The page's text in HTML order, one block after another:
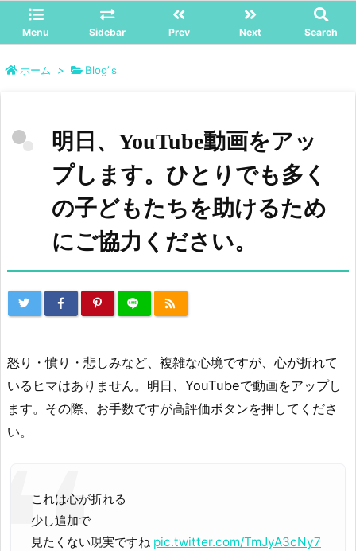
Menu Sidebar Prev Next Search
ホーム > Blog’ｓ
明日、YouTube動画をアッ
プします。ひとりでも多く
の子どもたちを助けるため
にご協力ください。
怒り・憤り・悲しみなど、複雑な心境ですが、心が折れて
いるヒマはありません。明日、YouTubeで動画をアップし
ます。その際、お手数ですが高評価ボタンを押してくださ
い。
これは心が折れる
少し追加で
見たくない現実ですね pic.twitter.com/TmJyA3cNy7